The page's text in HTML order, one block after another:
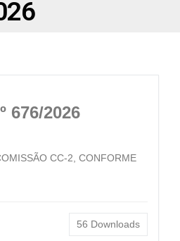
676/2026
CC-2, CONFORME
56 Downloads